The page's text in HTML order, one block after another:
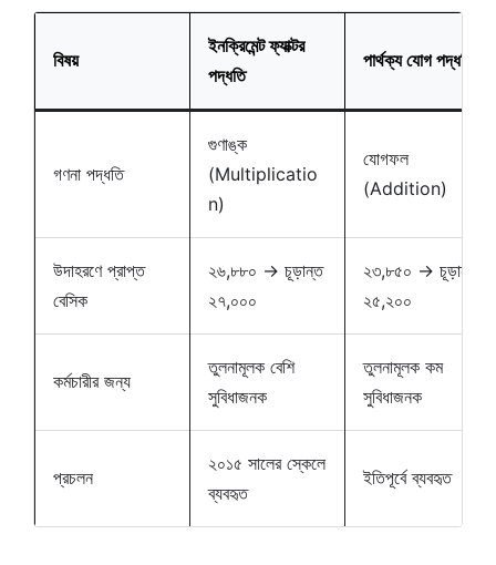
বিষয়
ইনক্রিমেন্ট ফ্যাক্টর
পদ্ধতি
পার্থক্য যোগ পদ্ধতি
গণনা পদ্ধতি
গুণাঙ্ক
(Multiplicatio
n)
যোগফল
(Addition)
উদাহরণে প্রাপ্ত
বেসিক
২৬,৮৮০ → চূড়ান্ত
২৭,০০০
২৩,৮৫০ → চূড়ান্ত
২৫,২০০
কর্মচারীর জন্য
তুলনামূলক বেশি
সুবিধাজনক
তুলনামূলক কম
সুবিধাজনক
প্রচলন
২০১৫ সালের স্কেলে
ব্যবহৃত
ইতিপূর্বে ব্যবহৃত